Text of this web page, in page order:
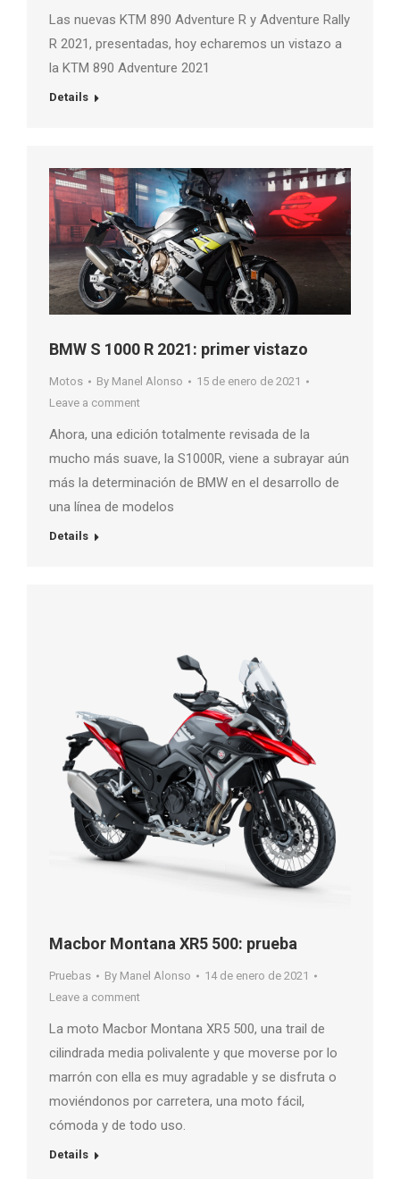
Las nuevas KTM 890 Adventure R y Adventure Rally
R 2021, presentadas, hoy echaremos un vistazo a
la KTM 890 Adventure 2021
Details
BMW S 1000 R 2021: primer vistazo
Motos By Manel Alonso
15 de enero de 2021
Leave a comment
Ahora, una edición totalmente revisada de la
mucho más suave, la S1000R, viene a subrayar aún
más la determinación de BMW en el desarrollo de
una línea de modelos
Details
Macbor Montana XR5 500: prueba
Pruebas By Manel Alonso
14 de enero de 2021
Leave a comment
La moto Macbor Montana XR5 500, una trail de
cilindrada media polivalente y que moverse por lo
marrón con ella es muy agradable y se disfruta o
moviéndonos por carretera, una moto fácil,
cómoda y de todo uso.
Details